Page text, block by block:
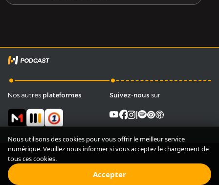
. .
Nos autres plateformes Suivez-nous sur
facebook
Nous utilisons des cookies pour vous offrir le meilleur service
numérique. Veuillez nous informer si vous acceptez le chargement de
tous ces cookies.
Accepter